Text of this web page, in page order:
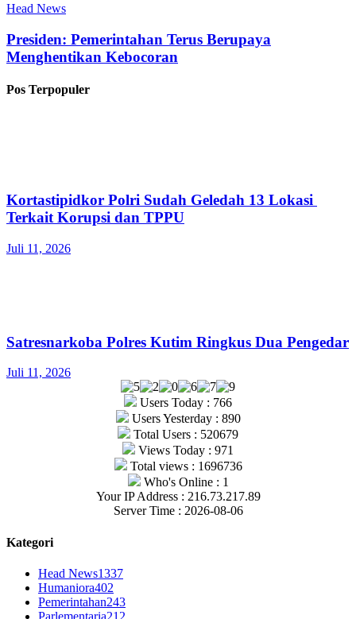
Head News
Presiden: Pemerintahan Terus Berupaya
Menghentikan Kebocoran
Pos Terpopuler
Kortastipidkor Polri Sudah Geledah 13 Lokasi
Terkait Korupsi dan TPPU
Juli 11, 2026
Satresnarkoba Polres Kutim Ringkus Dua Pengedar
Juli 11, 2026
Users Today : 766
Users Yesterday : 890
Total Users : 520679
Views Today : 971
Total views : 1696736
Who's Online : 1
Your IP Address : 216.73.217.89
Server Time : 2026-08-06
Kategori
Head News1337
Humaniora402
Pemerintahan243
Parlementaria212